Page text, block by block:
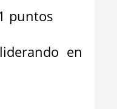
puntos
en